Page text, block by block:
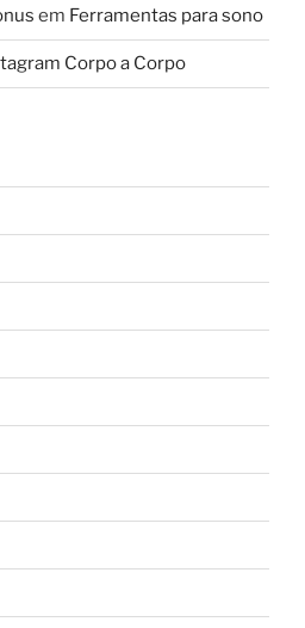
em Ferramentas para sono
Corpo a Corpo